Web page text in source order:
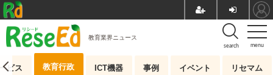
menu
search
教育業界ニュース
ビス 教育行政 ICT機器 事例 イベント リセマム